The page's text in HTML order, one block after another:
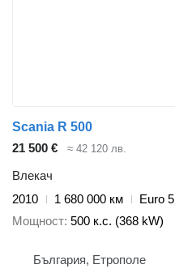
Scania R 500
21 500 €
≈ 42 120 лв.
Влекач
2010
1 680 000 км
Euro 5
Мощност 500 к.с. (368 kW)
България, Етрополе